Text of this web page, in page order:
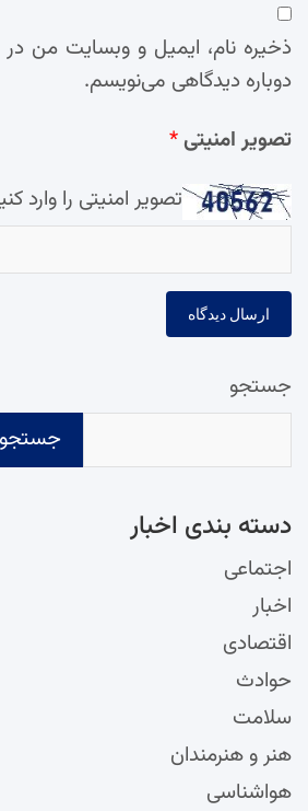
ذخیره نام، ایمیل و وبسایت من در
دوباره دیدگاهی می‌نویسم.
تصویر امنیتی*
تصویر امنیتی را وارد
جستجو
جستجو
دسته‌ بندی اخبار
اجتماعی
اخبار
اقتصادی
حوادث
سلامت
هنر و هنرمندان
هواشناسی